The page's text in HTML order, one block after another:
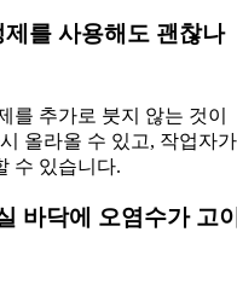
를 사용해도 괜찮나
를 추가로 붓지 않는 것이
올라올 수 있고, 작업자가
수 있습니다.
바닥에 오염수가 고